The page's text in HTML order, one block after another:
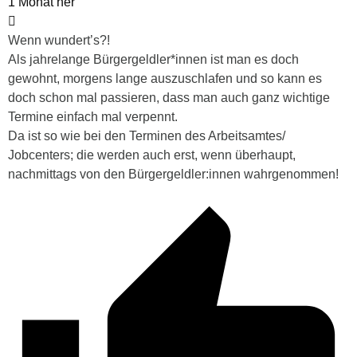
Wenn wundert’s?!
Als jahrelange Bürgergeldler*innen ist man es doch
gewohnt, morgens lange auszuschlafen und so kann es
doch schon mal passieren, dass man auch ganz wichtige
Termine einfach mal verpennt.
Da ist so wie bei den Terminen des Arbeitsamtes/
Jobcenters; die werden auch erst, wenn überhaupt,
nachmittags von den Bürgergeldler:innen wahrgenommen!